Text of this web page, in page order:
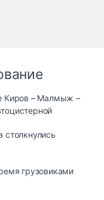
Киров – Малмыж –
грузовиками